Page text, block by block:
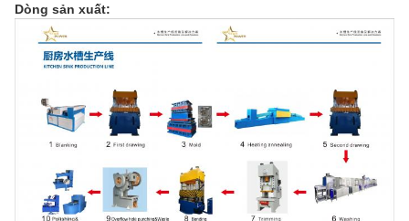
Dòng sản xuất: